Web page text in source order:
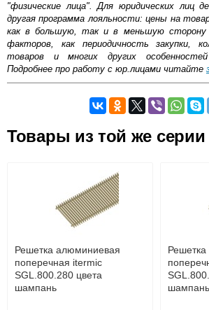
"физические лица". Для юридических лиц
другая программа лояльности: цены на
как в большую, так и в меньшую
факторов, как периодичность закупки,
товаров и многих других
Подробнее про работу с юр.лицами читайте
Оставьте отзыв
Доставка сантехники по Москве и
Наличный расчёт
Банковской картой на сайте в
времени
Банковской картой при
Интернет-деньгами (Yandex-
Qiwi-кошельки и другие).
Безналичный расчёт (возможно
подробнее...
Товары из той же серии
Решетка алюминиевая
поперечная itermic
SGL.800.280 цвета
шампань
шампань